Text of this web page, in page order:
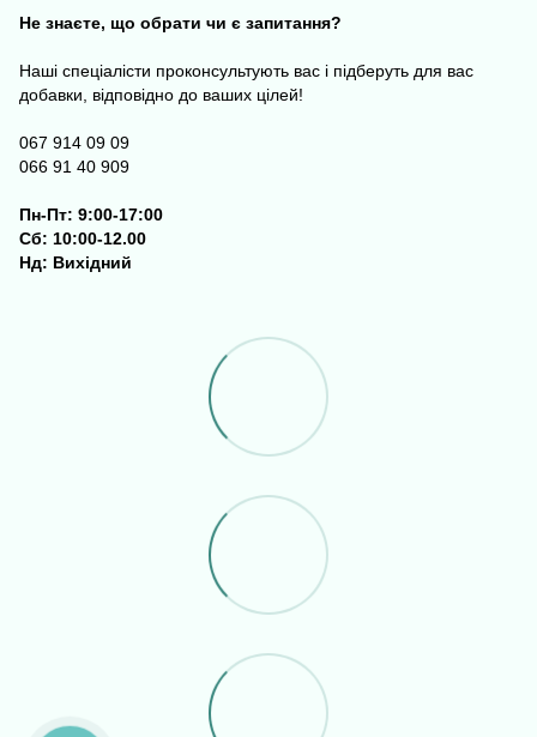
Не знаєте, що обрати чи є запитання?
Наші спеціалісти проконсультують вас і підберуть для вас
добавки, відповідно до ваших цілей!
067 914 09 09
066 91 40 909
Пн-Пт: 9:00-17:00
Сб: 10:00-12.00
Нд: Вихідний